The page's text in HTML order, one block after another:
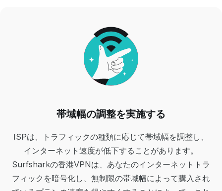
帯域幅の調整を実施する
ISPは、トラフィックの種類に応じて帯域幅を調整し、
インターネット速度が低下することがあります。
Surfsharkの香港VPNは、あなたのインターネットトラ
フィックを暗号化し、無制限の帯域幅によって購入され